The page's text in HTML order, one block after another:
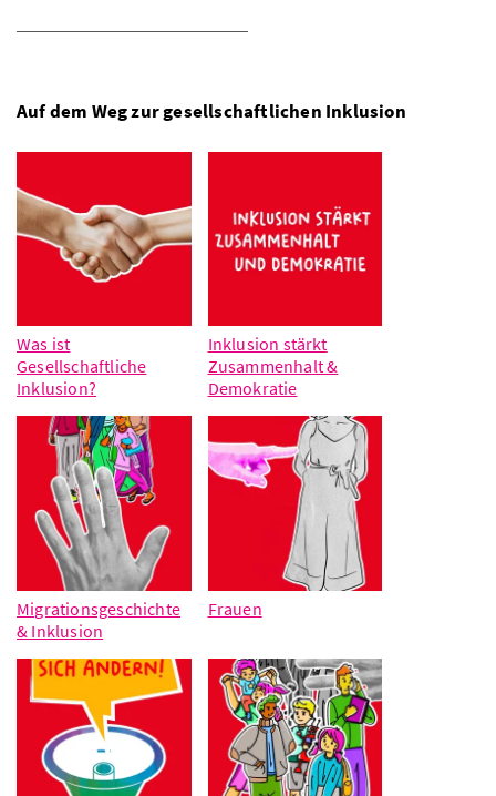
Auf dem Weg zur gesellschaftlichen Inklusion
Was ist
Gesellschaftliche
Inklusion?
Inklusion stärkt
Zusammenhalt &
Demokratie
Migrationsgeschichte
& Inklusion
Frauen